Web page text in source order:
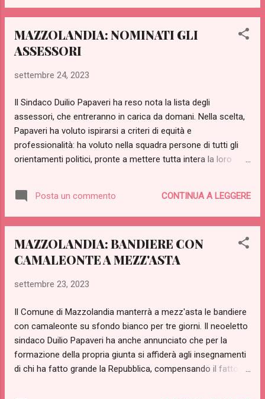
Ricchifiori, ha garantito che non esistono problemi
la Guardia Costiera ci sono tutte. Rimane una sola criticità:
Mazzolandia, Paese nel quale non si ha notizia che alcuno
dista centinaia di chilometri dal mare. Sarà interessante
spinoso problema...
MAZZOLANDIA: NOMINATI GLI
ASSESSORI
settembre 24, 2023
Il Sindaco Duilio Papaveri ha reso nota la lista degli
assessori, che entreranno in carica da domani. Nella scelta,
Papaveri ha voluto ispirarsi a criteri di equità e
professionalità: ha voluto nella squadra persone di tutti gli
orientamenti politici, pronte a mettere tutta intera la loro
infatti, risulta che nessuno degli assessori abbia mai fatto
nulla fino ad ora: la loro professionalità è da spendere ora,
tutta in una volta!). Ecco la squadra: SARA ORTENSIA,
italiani e durante un soggiorno all'estero di circa due anni ha
approfittato per aderire anche a tutti i partiti tedeschi e a
costruzioni Lego, campionessa regionale di castelli di sabbia
Democratici MARIO TULIPANI, esperto in disostruzione
lavandino di casa e nel risparmio acqua, è riuscito ...
Posta un commento CONTINUA A LEGGERE
MAZZOLANDIA: BANDIERE CON
CAMALEONTE A MEZZ'ASTA
settembre 23, 2023
Il Comune di Mazzolandia manterrà a mezz'asta le bandiere
con camaleonte su sfondo bianco per tre giorni. Il neoeletto
sindaco Duilio Papaveri ha anche annunciato che per la
formazione della propria giunta si affiderà agli insegnamenti
di chi ha fatto grande la Repubblica, compensando il fatto di